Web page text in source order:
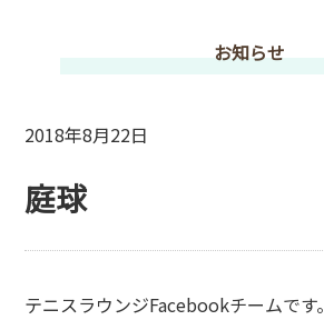
お知らせ
2018年8月22日
庭球
テニスラウンジFacebookチームです。